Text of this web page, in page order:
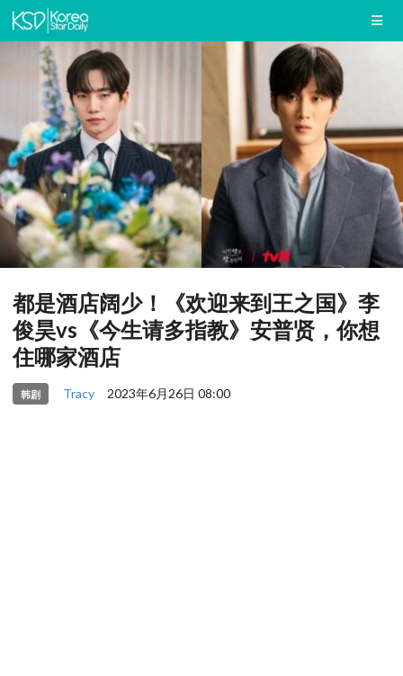
都是酒店阔少！《欢迎来到王之国》李
俊昊vs《今生请多指教》安普贤，你想
住哪家酒店
韩剧 Tracy 2023年6月26日 08:00